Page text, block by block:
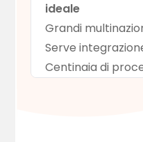
ideale
Grandi
Serve
Centinaia di